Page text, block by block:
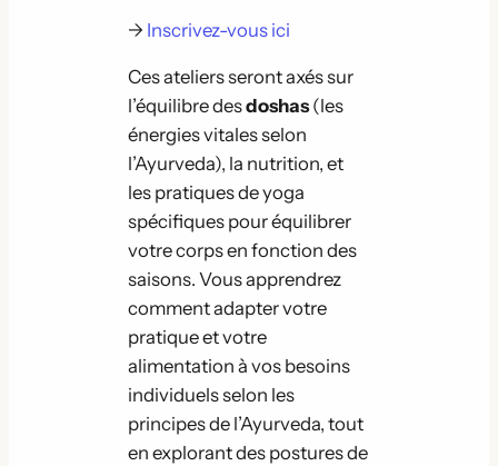
→ Inscrivez-vous ici
Ces ateliers seront axés sur
l’équilibre desdoshas(les
énergies vitales selon
l’Ayurveda), la nutrition, et
les pratiques de yoga
spécifiques pour équilibrer
votre corps en fonction des
saisons. Vous apprendrez
comment adapter votre
pratique et votre
alimentation à vos besoins
individuels selon les
principes de l’Ayurveda, tout
en explorant des postures de